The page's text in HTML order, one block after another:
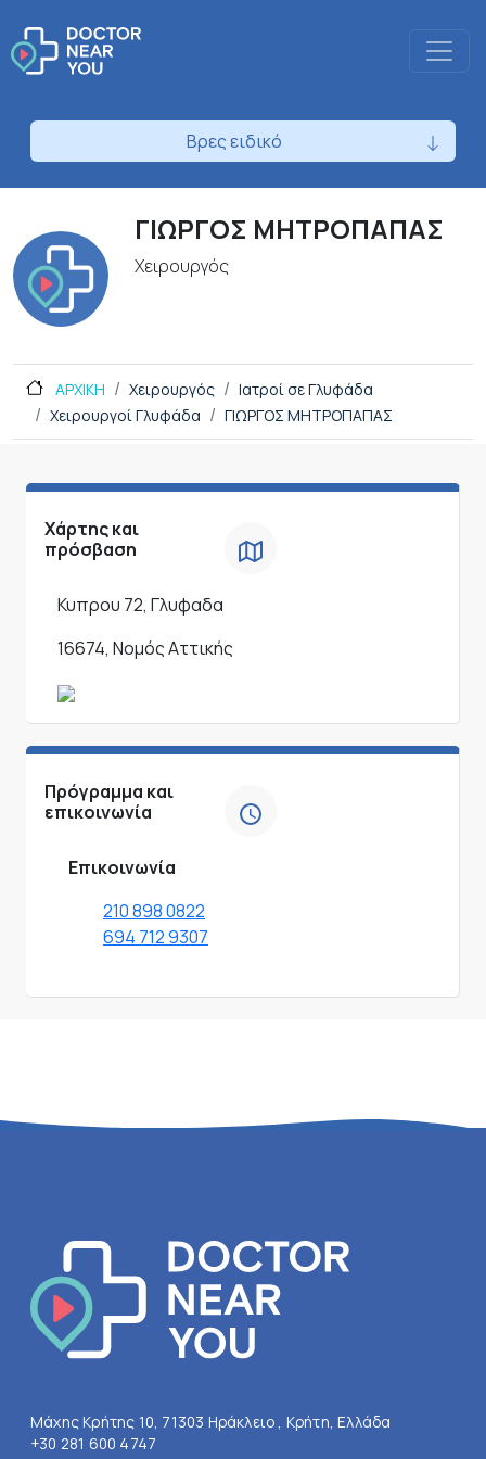
Βρες ειδικό
ΓΙΩΡΓΟΣ ΜΗΤΡΟΠΑΠΑΣ
Χειρουργός
ΑΡΧΙΚΗ Χειρουργός
Ιατροί σε Γλυφάδα
Χειρουργοί Γλυφάδα
ΓΙΩΡΓΟΣ ΜΗΤΡΟΠΑΠΑΣ
Χάρτης και
πρόσβαση
Κυπρου 72, Γλυφαδα
16674, Νομός Αττικής
Πρόγραμμα και
επικοινωνία
Επικοινωνία
210 898 0822
694 712 9307
Μάχης Κρήτης 10, 71303 Ηράκλειο , Κρήτη, Ελλάδα
+30 281 600 4747